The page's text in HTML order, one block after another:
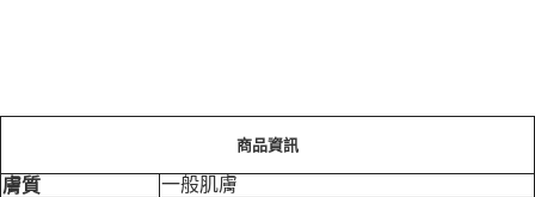
每筆NT$100，滿NT$799(含以上)免運費
商品資訊
膚質
一般肌膚